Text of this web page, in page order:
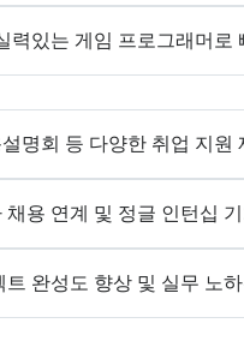
있는 게임 프로그래머로
명회 등 다양한 취업 지원
용 연계 및 정글 인턴십
완성도 향상 및 실무 노